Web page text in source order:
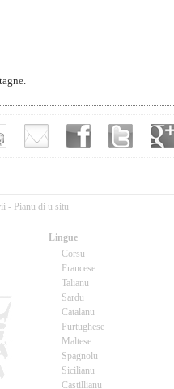
- Pianu di u situ
Lingue
Corsu
Francese
Talianu
Sardu
Catalanu
Purtughese
Maltese
Spagnolu
Sicilianu
Castillianu